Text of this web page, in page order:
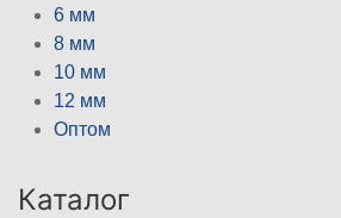
6 мм
8 мм
10 мм
12 мм
Оптом
Каталог